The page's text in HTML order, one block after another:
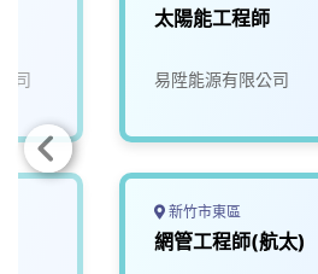
司
太陽能工程師
易陞能源有限公司
新竹市東區
網管工程師(航太)